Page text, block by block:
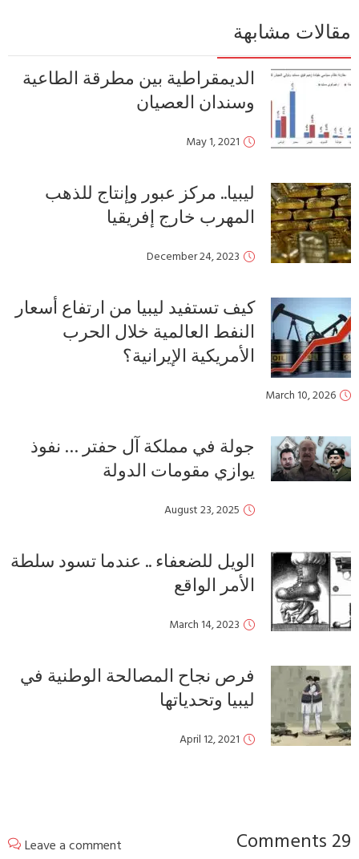
مقالات مشابهة
الديمقراطية بين مطرقة الطاعية
وسندان العصيان
May 1, 2021
ليبيا.. مركز عبور وإنتاج للذهب
المهرب خارج إفريقيا
December 24, 2023
كيف تستفيد ليبيا من ارتفاع أسعار
النفط العالمية خلال الحرب
الأمريكية الإيرانية؟
March 10, 2026
جولة في مملكة آل حفتر … نفوذ
يوازي مقومات الدولة
August 23, 2025
الويل للضعفاء .. عندما تسود سلطة
الأمر الواقع
March 14, 2023
فرص نجاح المصالحة الوطنية في
ليبيا وتحدياتها
April 12, 2021
29 Comments
Leave a comment